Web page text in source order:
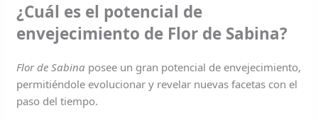
¿Cuál es el potencial de
envejecimiento de Flor de Sabina?
Flor de Sabina posee un gran potencial de envejecimiento,
permitiéndole evolucionar y revelar nuevas facetas con el
paso del tiempo.